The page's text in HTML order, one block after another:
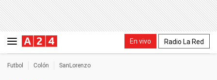
En vivo Radio La Red
Futbol Colón SanLorenzo